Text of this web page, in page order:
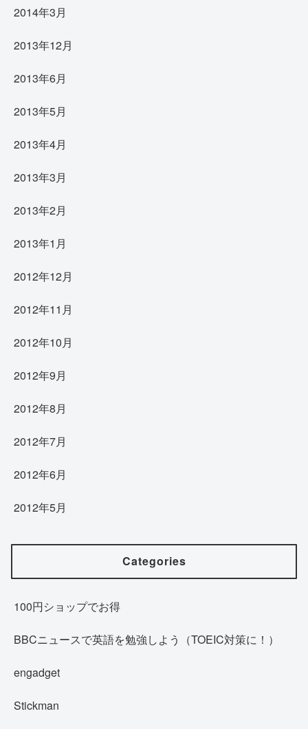
2014年3月
2013年12月
2013年6月
2013年5月
2013年4月
2013年3月
2013年2月
2013年1月
2012年12月
2012年11月
2012年10月
2012年9月
2012年8月
2012年7月
2012年6月
2012年5月
Categories
100円ショップでお得
BBCニュースで英語を勉強しよう（TOEIC対策に！）
engadget
Stickman